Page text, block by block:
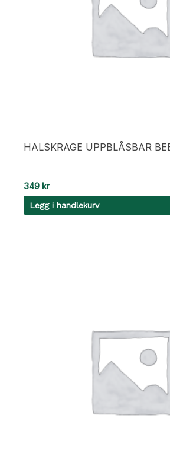
HALSKRAGE UPPBLÅSBAR
349 kr
Legg i handlekurv